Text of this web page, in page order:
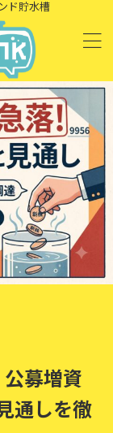
ド貯水槽
募増資
通しを徹